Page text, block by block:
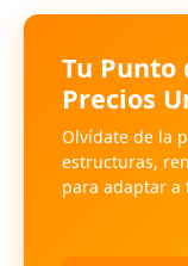
Tu Punto
Precios
Olvídate de la
estructuras,
para adaptar a